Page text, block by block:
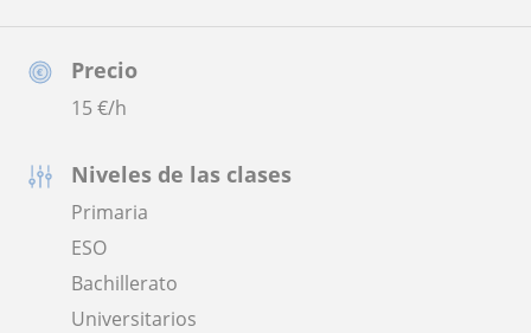
Precio
15€/h
Niveles de las clases
Primaria
ESO
Bachillerato
Universitarios